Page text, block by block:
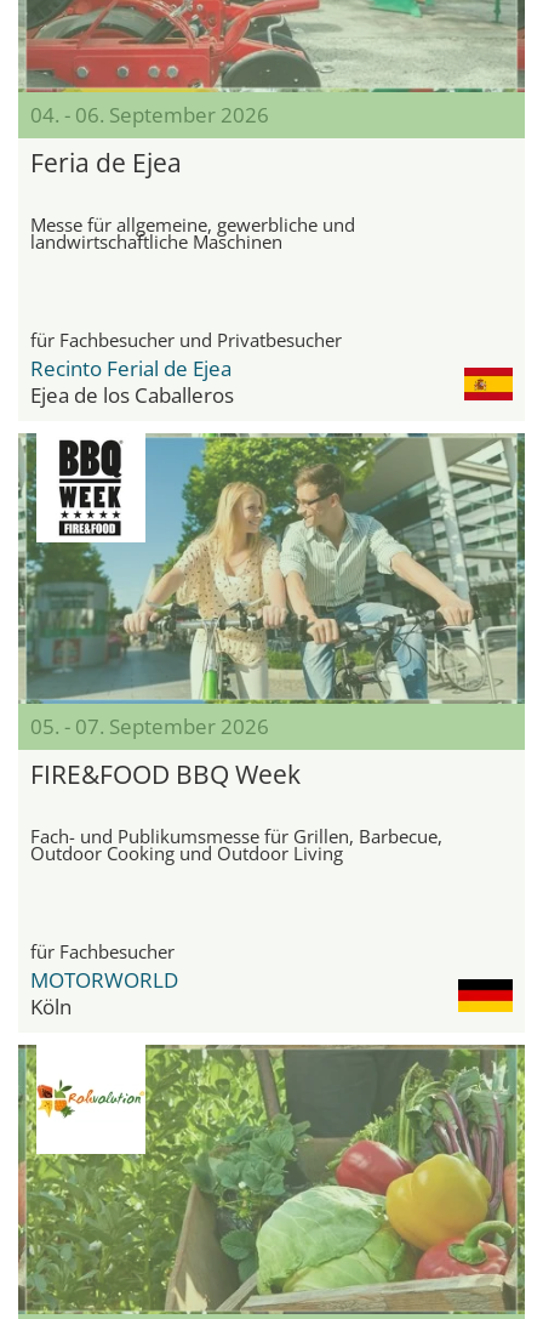
04. - 06. September 2026
Feria de Ejea
Messe für allgemeine, gewerbliche und
landwirtschaftliche Maschinen
für Fachbesucher und Privatbesucher
Recinto Ferial de Ejea
Ejea de los Caballeros
05. - 07. September 2026
FIRE&FOOD BBQ Week
Fach- und Publikumsmesse für Grillen, Barbecue,
Outdoor Cooking und Outdoor Living
für Fachbesucher
MOTORWORLD
Köln